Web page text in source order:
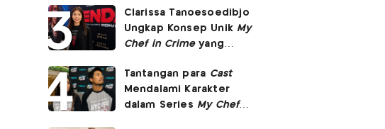
ke Ani-Ani
Clarissa Tanoesoedibjo
Ungkap Konsep Unik My
Chef in Crimeyang
Lain
Tantangan para Cast
Mendalami Karakter
dalam Series My Chef in